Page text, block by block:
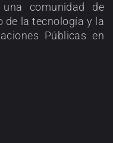
comunidad de
de la tecnología y la
Públicas en